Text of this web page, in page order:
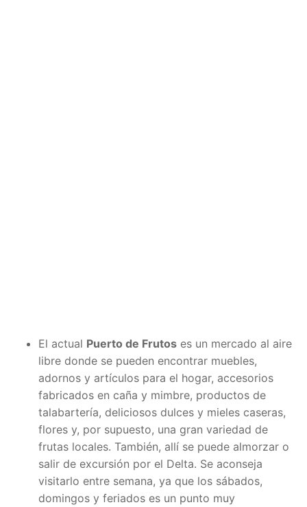
El actual Puerto de Frutos es un mercado al aire
libre donde se pueden encontrar muebles,
adornos y artículos para el hogar, accesorios
fabricados en caña y mimbre, productos de
talabartería, deliciosos dulces y mieles caseras,
flores y, por supuesto, una gran variedad de
frutas locales. También, allí se puede almorzar o
salir de excursión por el Delta. Se aconseja
visitarlo entre semana, ya que los sábados,
domingos y feriados es un punto muy